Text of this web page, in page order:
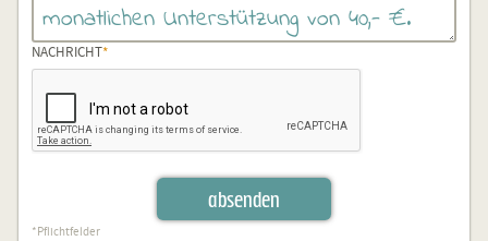
PFLICHTFELD
NACHRICHT*
absenden
*Pflichtfelder